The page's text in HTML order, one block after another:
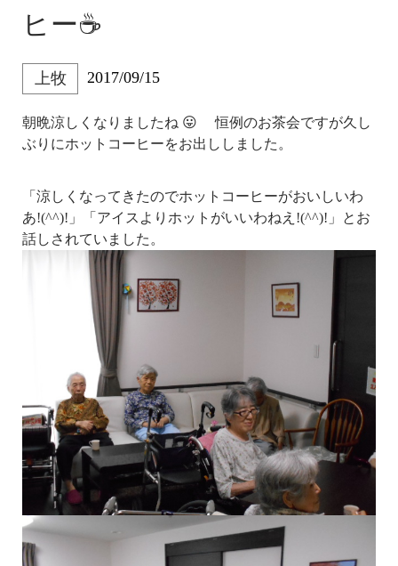
ヒー☕
上牧 2017/09/15
朝晩涼しくなりましたね 😛 恒例のお茶会ですが久し
ぶりにホットコーヒーをお出ししました。
「涼しくなってきたのでホットコーヒーがおいしいわ
あ!(^^)!」「アイスよりホットがいいわねえ!(^^)!」とお
話しされていました。